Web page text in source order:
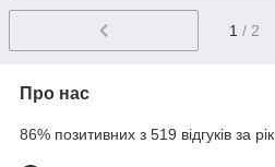
1 / 2
Про нас
86% позитивних з 519 відгуків за рік